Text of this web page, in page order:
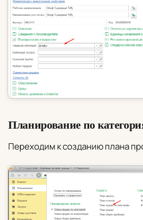
Планирование по
Переходим к созданию плана